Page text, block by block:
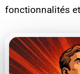
fonctionnalités